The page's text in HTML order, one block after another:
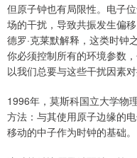
但原子钟也有局限性。电子
场的干扰，导致共振发生偏
德罗·克莱默解释，这类时钟
你必须控制所有的环境参数
以我们总要与这些干扰因素对
1996年，莫斯科国立大学物
方法：与其使用原子边缘的
移动的中子作为时钟的基础。